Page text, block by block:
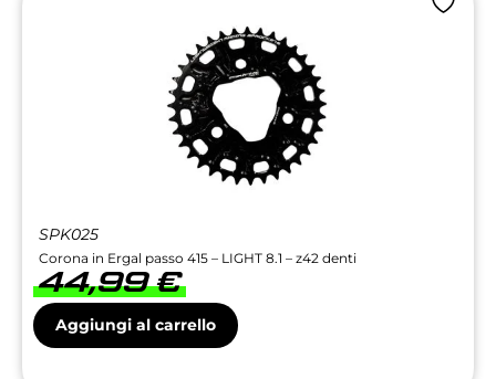
SPK025
Corona in Ergal passo 415 – LIGHT 8.1 – z42 denti
44,99€
Aggiungi al carrello